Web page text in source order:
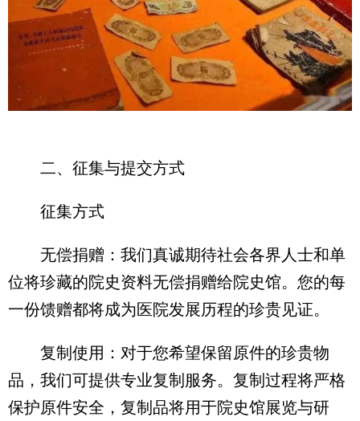
二、征集与提交方式
征集方式
无偿捐赠：我们真诚期待社会各界人士和单
位将珍藏的院史资料无偿捐赠给院史馆。您的每
一份馈赠都将成为医院发展历程的珍贵见证。
复制使用：对于您希望保留原件的珍贵物
品，我们可提供专业复制服务。复制过程将严格
保护原件安全，复制品将用于院史馆展览与研